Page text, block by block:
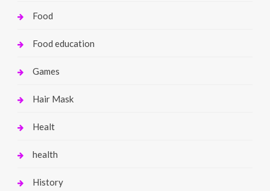
Food
Food education
Games
Hair Mask
Healt
health
History